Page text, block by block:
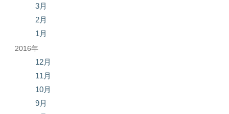
3月
2月
1月
2016年
12月
11月
10月
9月